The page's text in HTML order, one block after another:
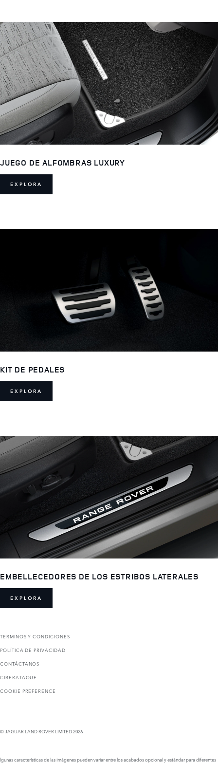
JUEGO DE ALFOMBRAS LUXURY
EXPLORA
KIT DE PEDALES
EXPLORA
EMBELLECEDORES DE LOS ESTRIBOS LATERALES
EXPLORA
TERMINOS Y CONDICIONES
POLÍTICA DE PRIVACIDAD
CONTÁCTANOS
CIBERATAQUE
COOKIE PREFERENCE
© JAGUAR LAND ROVER LIMITED 2026
lgunas características de las imágenes pueden variar entre los acabados opcional y estándar para diferentes